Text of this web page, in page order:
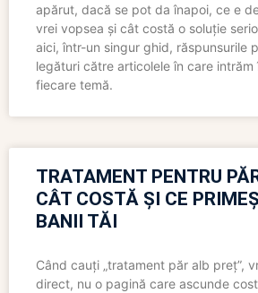
apărut, dacă se pot da înapoi, ce e
vrei vopsea și cât costă o soluție
aici, într-un singur ghid, răspunsurile
legături către articolele în care intrăm
fiecare temă.
TRATAMENT PENTRU
CÂT COSTĂ ȘI CE
BANII TĂI
Când cauți „tratament păr alb preț”,
direct, nu o pagină care ascunde